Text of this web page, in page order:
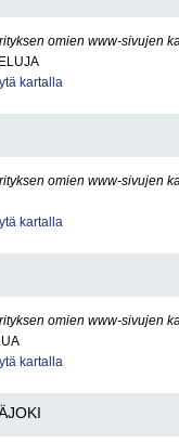
omien www-sivujen
kartalla
omien www-sivujen
kartalla
omien www-sivujen
kartalla